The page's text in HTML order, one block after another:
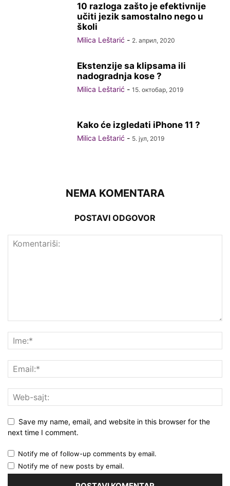
10 razloga zašto je efektivnije
učiti jezik samostalno nego u
školi
Milica Leštarić - 2. април, 2020
Ekstenzije sa klipsama ili
nadogradnja kose ?
Milica Leštarić - 15. октобар, 2019
Kako će izgledati iPhone 11 ?
Milica Leštarić - 5. јул, 2019
NEMA KOMENTARA
POSTAVI ODGOVOR
Save my name, email, and website in this browser for the
next time I comment.
Notify me of follow-up comments by email.
Notify me of new posts by email.